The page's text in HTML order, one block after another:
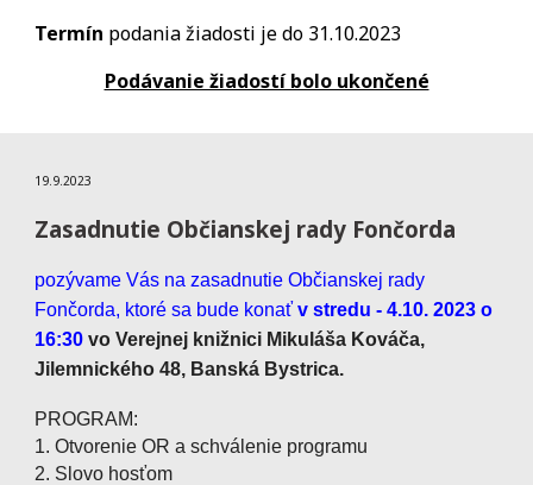
Termín podania žiadosti je do 31.10.2023
Podávanie žiadostí bolo ukončené
19.9.2023
Zasadnutie Občianskej rady Fončorda
pozývame Vás na zasadnutie Občianskej rady
Fončorda, ktoré sa bude konaťv stredu - 4.10. 2023 o
16:30vo Verejnej knižnici Mikuláša Kováča,
Jilemnického 48, Banská Bystrica.
PROGRAM:
1. Otvorenie OR a schválenie programu
2. Slovo hosťom